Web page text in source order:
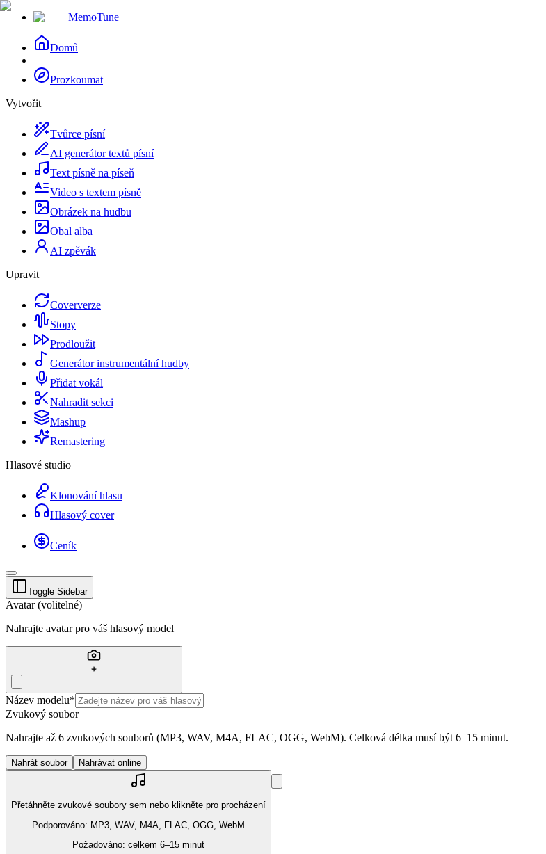
MemoTune
Domů
Prozkoumat
Vytvořit
Tvůrce písní
AI generátor textů písní
Text písně na píseň
Video s textem písně
Obrázek na hudbu
Obal alba
AI zpěvák
Upravit
Coververze
Stopy
Prodloužit
Generátor instrumentální hudby
Přidat vokál
Nahradit sekci
Mashup
Remastering
Hlasové studio
Klonování hlasu
Hlasový cover
Ceník
Toggle Sidebar
Avatar (volitelné)
Nahrajte avatar pro váš hlasový model
Název modelu*
Zvukový soubor
Nahrajte až 6 zvukových souborů (MP3, WAV, M4A, FLAC, OGG, WebM). Celková délka musí být 6–15 minut.
Nahrát soubor Nahrávat online
Přetáhněte zvukové soubory sem nebo klikněte pro procházení
Podporováno: MP3, WAV, M4A, FLAC, OGG, WebM
Požadováno: celkem 6–15 minut